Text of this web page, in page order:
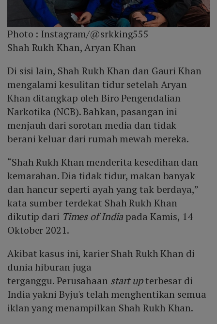
Photo : Instagram/@srkking555
Shah Rukh Khan, Aryan Khan
Di sisi lain, Shah Rukh Khan dan Gauri Khan
mengalami kesulitan tidur setelah Aryan
Khan ditangkap oleh Biro Pengendalian
Narkotika (NCB). Bahkan, pasangan ini
menjauh dari sorotan media dan tidak
berani keluar dari rumah mewah mereka.
“Shah Rukh Khan menderita kesedihan dan
kemarahan. Dia tidak tidur, makan banyak
dan hancur seperti ayah yang tak berdaya,”
kata sumber terdekat Shah Rukh Khan
dikutip dari Times of India pada Kamis, 14
Oktober 2021.
Akibat kasus ini, karier Shah Rukh Khan di
dunia hiburan juga
terganggu. Perusahaan start upterbesar di
India yakni Byju's telah menghentikan semua
iklan yang menampilkan Shah Rukh Khan.